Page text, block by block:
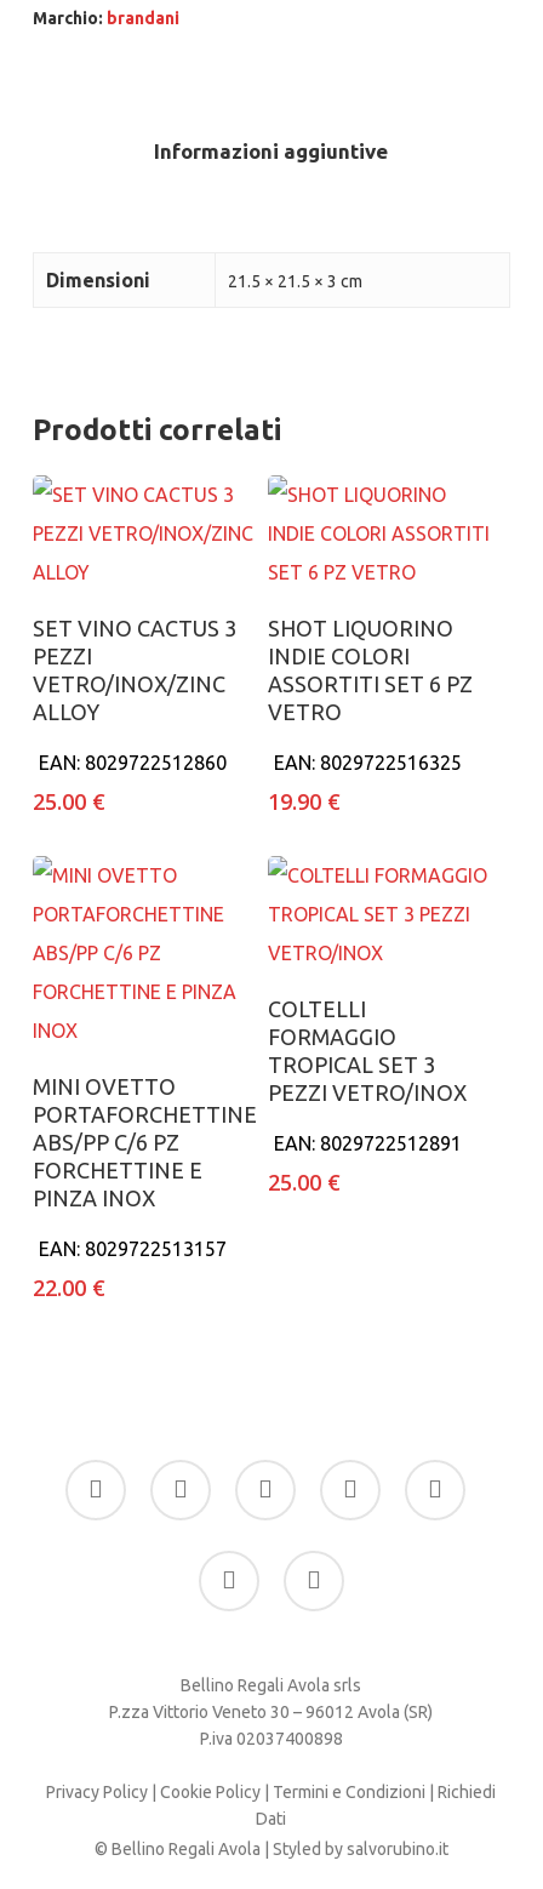
Marchio: brandani
Informazioni aggiuntive
Dimensioni 21.5 × 21.5 × 3 cm
Prodotti correlati
Aggiungi al carrello
SET VINO CACTUS 3
PEZZI
VETRO/INOX/ZINC
ALLOY
EAN: 8029722512860
25.00 €
Aggiungi al carrello
SHOT LIQUORINO
INDIE COLORI
ASSORTITI SET 6 PZ
VETRO
EAN: 8029722516325
19.90 €
Aggiungi al carrello
MINI OVETTO
PORTAFORCHETTINE
ABS/PP C/6 PZ
FORCHETTINE E
PINZA INOX
EAN: 8029722513157
22.00 €
Aggiungi al carrello
COLTELLI
FORMAGGIO
TROPICAL SET 3
PEZZI VETRO/INOX
EAN: 8029722512891
25.00 €
facebook
google-
plus
instagram whatsapp tiktok
phone email
Bellino Regali Avola srls
P.zza Vittorio Veneto 30 – 96012 Avola (SR)
P.iva 02037400898
Privacy Policy |Cookie Policy Termini e Condizioni |Richiedi
Dati
© Bellino Regali Avola | Styled bysalvorubino.it